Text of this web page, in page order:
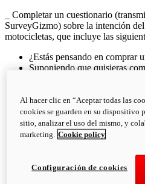
_ Completar un cuestionario
SurveyGizmo) sobre la intención
motocicletas, que incluye las
¿Estás pensando en comprar
Suponiendo que quisieras
nueva/usada
(Si no es una Ducati): ¿Por
Esta motocicleta:
Será tu primera motocicleta
Será tu motocicleta después
Será otra motocicleta además
Reemplazará una Ducati
Al hacer clic en “Aceptar todas las
cookies se guarden en su dispositivo
sitio, analizar el uso del mismo, y
marketing.
Cookie policy
Configuración de cookies